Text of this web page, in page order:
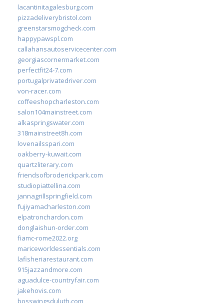
lacantinitagalesburg.com
pizzadeliverybristol.com
greenstarsmogcheck.com
happypawspl.com
callahansautoservicecenter.com
georgiascornermarket.com
perfectfit24-7.com
portugalprivatedriver.com
von-racer.com
coffeeshopcharleston.com
salon104mainstreet.com
alkaspringswater.com
318mainstreet8h.com
lovenailsspari.com
oakberry-kuwait.com
quartzliterary.com
friendsofbroderickpark.com
studiopiattellina.com
jannagrillspringfield.com
fujiyamacharleston.com
elpatronchardon.com
donglaishun-order.com
fiamc-rome2022.org
mariceworldessentials.com
lafisheriarestaurant.com
915jazzandmore.com
aguadulce-countryfair.com
jakehovis.com
bosswingsduluth.com